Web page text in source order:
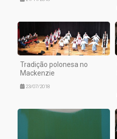
Tradição polonesa no
Mackenzie
23/07/2018